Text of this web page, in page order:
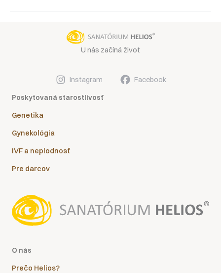
do
U nás začíná život
Instagram Facebook
Poskytovaná starostlivosť
Genetika
Gynekológia
IVF a neplodnosť
Pre darcov
O nás
Prečo Helios?